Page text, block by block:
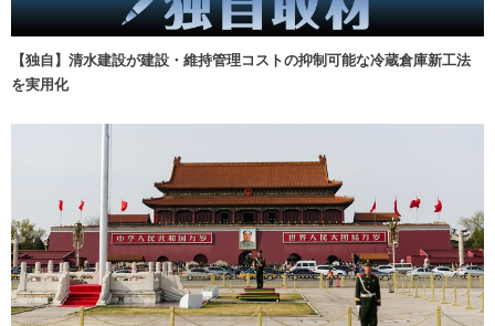
【独自】清水建設が建設・維持管理コストの抑制可能な冷蔵倉庫新工法
を実用化